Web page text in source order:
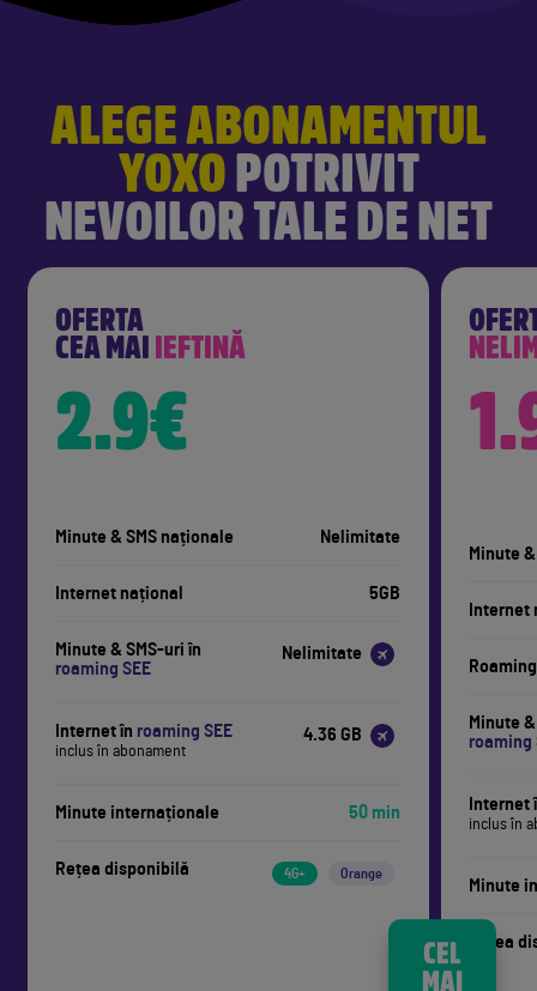
ALEGE ABONAMENTUL
YOXOPOTRIVIT
NEVOILOR TALE DE NET
OFERTA
CEA MAIIEFTINĂ
2.9€
Minute & SMS naționale Nelimitate
Internet național 5GB
Minute & SMS-uri în
roaming SEE
Nelimitate
Internet în roaming SEE
inclus în abonament
4.36 GB
Minute internaționale 50 min
Rețea disponibilă 4G+ Orange
Minute
Internet
Roaming
Minute
roaming
Internet
inclus în
Minute
Rețea
CEL